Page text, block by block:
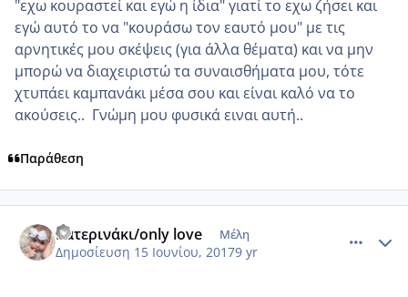
"εχω κουραστεί και εγώ η ίδια" γιατί το εχω ζήσει και
εγώ αυτό το να "κουράσω τον εαυτό μου" με τις
αρνητικές μου σκέψεις (για άλλα θέματα) και να μην
μπορώ να διαχειριστώ τα συναισθήματα μου, τότε
χτυπάει καμπανάκι μέσα σου και είναι καλό να το
ακούσεις.. Γνώμη μου φυσικά ειναι αυτή..
Παράθεση
Κατερινάκι/only love Μέλη
Δημοσίευση 15 Ιουνίου, 20179 yr